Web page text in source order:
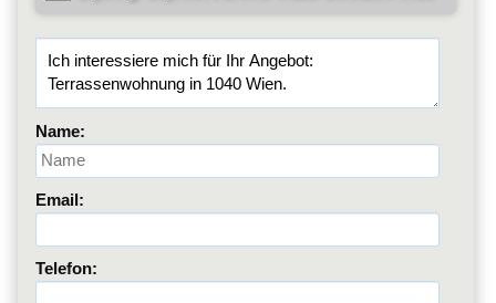
Name:
Email:
Telefon: